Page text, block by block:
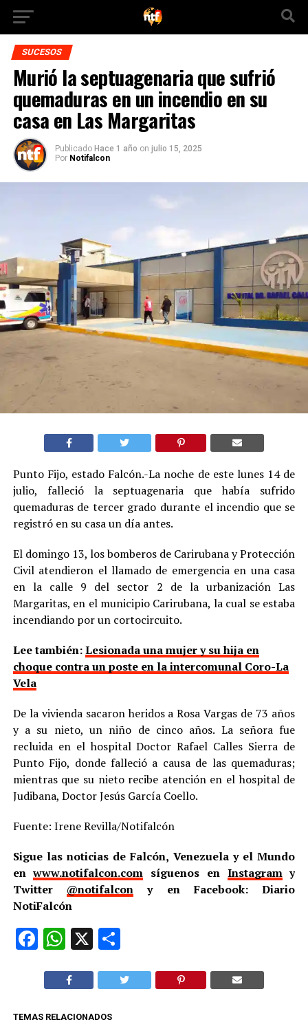
SUCESOS
Murió la septuagenaria que sufrió
quemaduras en un incendio en su
casa en Las Margaritas
Publicado Hace 1 año on julio 15, 2025
Por Notifalcon
Punto Fijo, estado Falcón.-La noche de este lunes 14 de
julio, falleció la septuagenaria que había sufrido
quemaduras de tercer grado durante el incendio que se
registró en su casa un día antes.
El domingo 13, los bomberos de Carirubana y Protección
Civil atendieron el llamado de emergencia en una casa
en la calle 9 del sector 2 de la urbanización Las
Margaritas, en el municipio Carirubana, la cual se estaba
incendiando por un cortocircuito.
Lee también:Lesionada una mujer y su hija en
choque contra un poste en la intercomunal Coro-La
Vela
De la vivienda sacaron heridos a Rosa Vargas de 73 años
y a su nieto, un niño de cinco años. La señora fue
recluida en el hospital Doctor Rafael Calles Sierra de
Punto Fijo, donde falleció a causa de las quemaduras;
mientras que su nieto recibe atención en el hospital de
Judibana, Doctor Jesús García Coello.
Fuente: Irene Revilla/Notifalcón
Sigue las noticias de Falcón, Venezuela y el Mundo
enwww.notifalcon.com síguenos en Instagramy
Twitter @notifalcon y en Facebook: Diario
NotiFalcón
Facebook
WhatsApp
X Compartir
TEMAS RELACIONADOS